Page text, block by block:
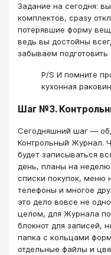
Задание на сегодня:
комплектов, сразу
потерявшие форму
ведь вы достойны
забываем подготовить
P/S И помните
кухонная
Шаг №3.
Сегодняшний шаг —
Контрольный Журнал.
будет записываться
день, планы на
списки покупок, меню
телефоны и многое
это дело вовсе не
целом, для Журнала
блокнот для записей,
папка с кольцами
отдельные файлы и